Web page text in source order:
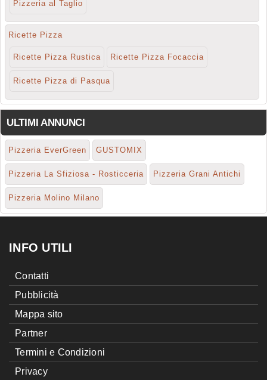
Pizzeria al Taglio
Ricette Pizza
Ricette Pizza Rustica Ricette Pizza Focaccia
Ricette Pizza di Pasqua
ULTIMI ANNUNCI
Pizzeria EverGreen GUSTOMIX
Pizzeria La Sfiziosa - Rosticceria Pizzeria Grani Antichi
Pizzeria Molino Milano
INFO UTILI
Contatti
Pubblicità
Mappa sito
Partner
Termini e Condizioni
Privacy